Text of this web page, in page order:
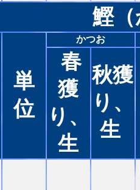
鰹
単
位
かつお
春
獲
り、
生
秋獲
り、
生